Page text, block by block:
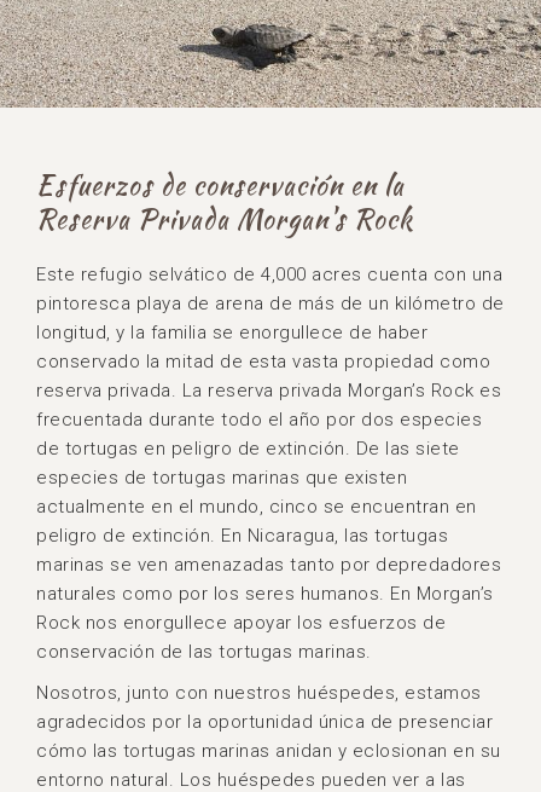
Esfuerzos de conservación en la
Reserva Privada Morgan's Rock
Este refugio selvático de 4,000 acres cuenta con una
pintoresca playa de arena de más de un kilómetro de
longitud, y la familia se enorgullece de haber
conservado la mitad de esta vasta propiedad como
reserva privada. La reserva privada Morgan’s Rock es
frecuentada durante todo el año por dos especies
de tortugas en peligro de extinción. De las siete
especies de tortugas marinas que existen
actualmente en el mundo, cinco se encuentran en
peligro de extinción. En Nicaragua, las tortugas
marinas se ven amenazadas tanto por depredadores
naturales como por los seres humanos. En Morgan’s
Rock nos enorgullece apoyar los esfuerzos de
conservación de las tortugas marinas.
Nosotros, junto con nuestros huéspedes, estamos
agradecidos por la oportunidad única de presenciar
cómo las tortugas marinas anidan y eclosionan en su
entorno natural. Los huéspedes pueden ver a las